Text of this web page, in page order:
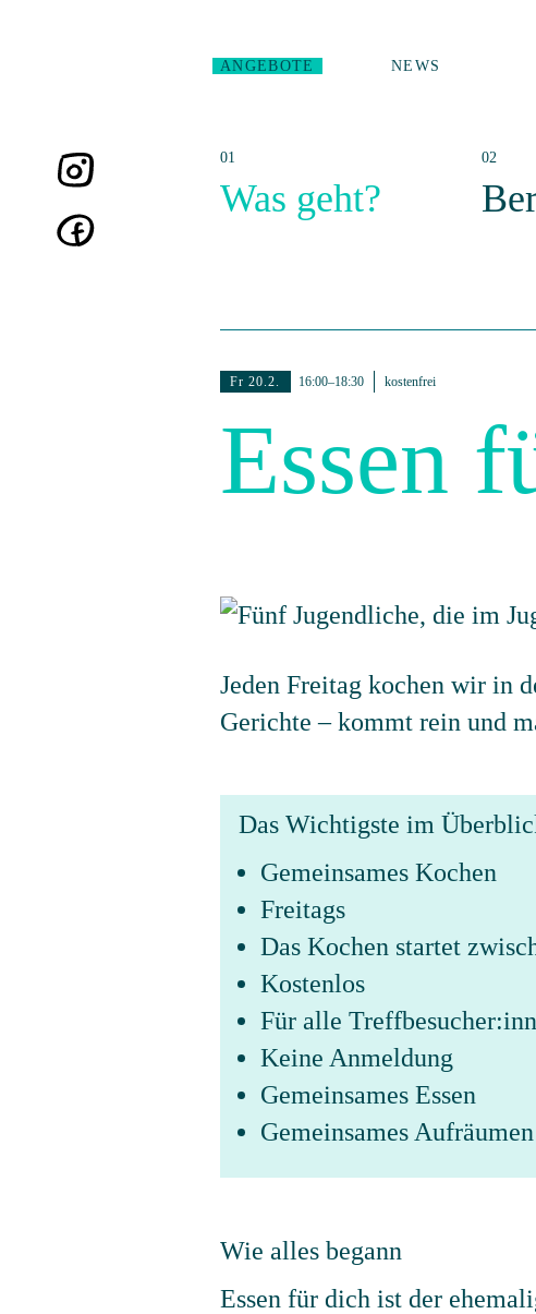
ANGEBOTE NEWS
Was geht?
Fr 20.2. 16:00–18:30 kostenfrei
Essen
Jeden Freitag kochen wir in
Gerichte – kommt rein und
Das Wichtigste im
Gemeinsames Kochen
Freitags
Das Kochen startet
Kostenlos
Für alle
Keine Anmeldung
Gemeinsames Essen
Gemeinsames Aufräumen
Wie alles begann
Essen für dich ist der